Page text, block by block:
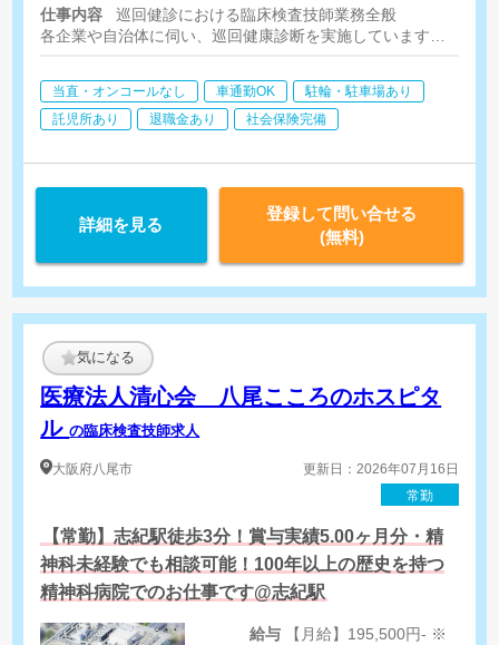
仕事内容
巡回健診における臨床検査技師業務全般
各企業や自治体に伺い、巡回健康診断を実施しています
当直・オンコールなし 車通勤OK
駐輪・駐車場あり
託児所あり
退職金あり 社会保険完備
詳細を見る
登録して問い合せる
(無料)
気になる
医療法人清心会 八尾こころのホスピタ
ルの臨床検査技師求人
大阪府八尾市
更新日：2026年07月16日
常勤
【常勤】志紀駅徒歩3分！賞与実績5.00ヶ月分・精
神科未経験でも相談可能！100年以上の歴史を持つ
精神科病院でのお仕事です@志紀駅
給与